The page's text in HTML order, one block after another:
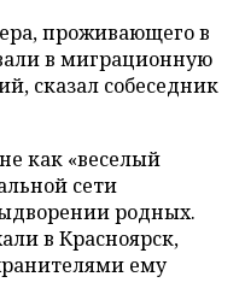
проживающего в
в миграционную
сказал собеседник
как «веселый
сети
родных.
в Красноярск,
ему